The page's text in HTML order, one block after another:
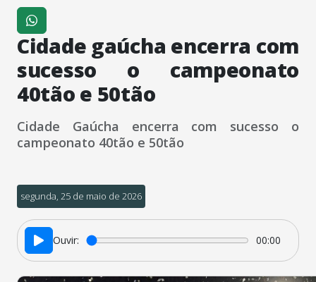
Cidade gaúcha encerra com
sucesso o campeonato
40tão e 50tão
Cidade Gaúcha encerra com sucesso o
campeonato 40tão e 50tão
segunda, 25 de maio de 2026
Ouvir: 00:00